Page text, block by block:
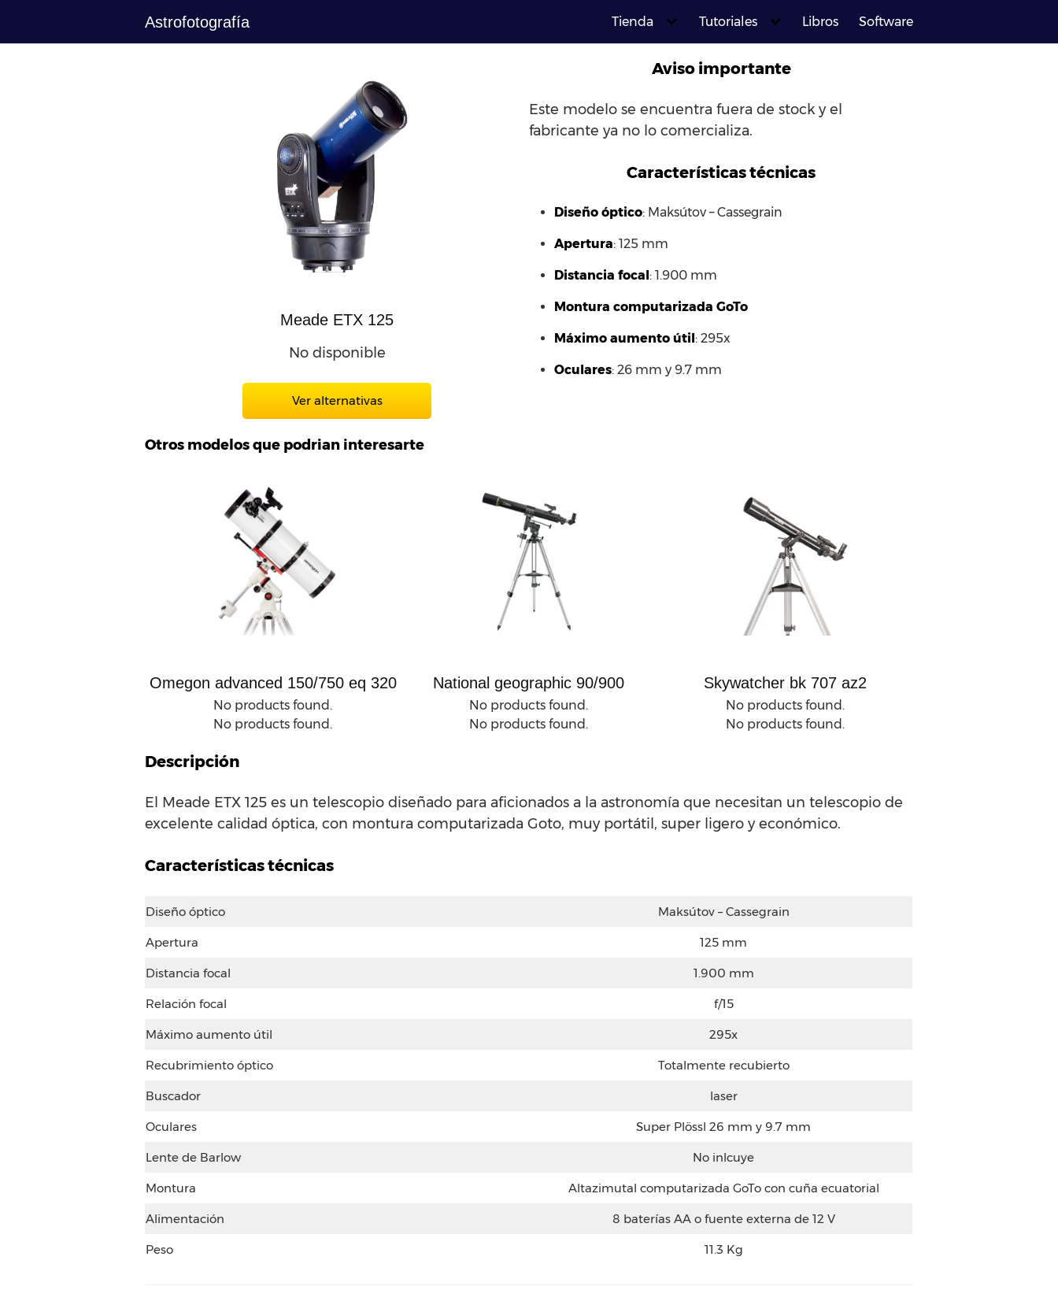
contenido
Astrofotografía Tienda Tutoriales Libros Software
Meade ETX 125
No disponible
Ver alternativas
Aviso importante
Este modelo se encuentra fuera de stock y el
fabricante ya no lo comercializa.
Características técnicas
Diseño óptico: Maksútov – Cassegrain
Apertura: 125 mm
Distancia focal: 1.900 mm
Montura computarizada GoTo
Máximo aumento útil: 295x
Oculares: 26 mm y 9.7 mm
Otros modelos que podrian interesarte
Omegon advanced 150/750 eq 320
No products found.
No products found.
National geographic 90/900
No products found.
No products found.
Skywatcher bk 707 az2
No products found.
No products found.
Descripción
El Meade ETX 125 es un telescopio diseñado para aficionados a la astronomía que necesitan un telescopio de
excelente calidad óptica, con montura computarizada Goto, muy portátil, super ligero y económico.
Características técnicas
Diseño óptico Maksútov – Cassegrain
Apertura 125 mm
Distancia focal 1.900 mm
Relación focal f/15
Máximo aumento útil 295x
Recubrimiento óptico Totalmente recubierto
Buscador laser
Oculares Super Plössl 26 mm y 9.7 mm
Lente de Barlow No inlcuye
Montura Altazimutal computarizada GoTo con cuña ecuatorial
Alimentación 8 baterías AA o fuente externa de 12 V
Peso 11.3 Kg